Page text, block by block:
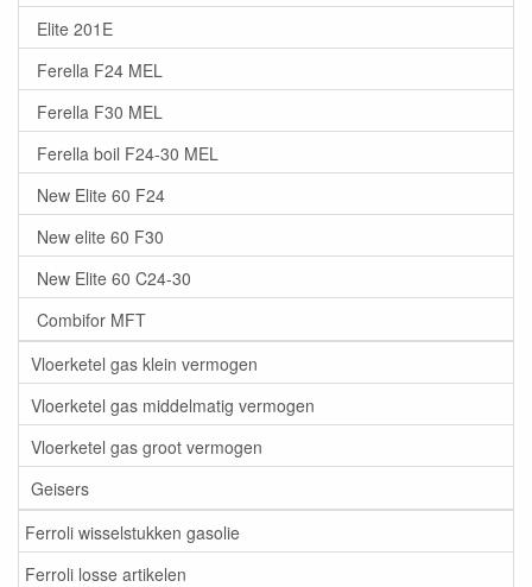
Elite 201E
Ferella F24 MEL
Ferella F30 MEL
Ferella boil F24-30 MEL
New Elite 60 F24
New elite 60 F30
New Elite 60 C24-30
Combifor MFT
Vloerketel gas klein vermogen
Vloerketel gas middelmatig vermogen
Vloerketel gas groot vermogen
Geisers
Ferroli wisselstukken gasolie
Ferroli losse artikelen